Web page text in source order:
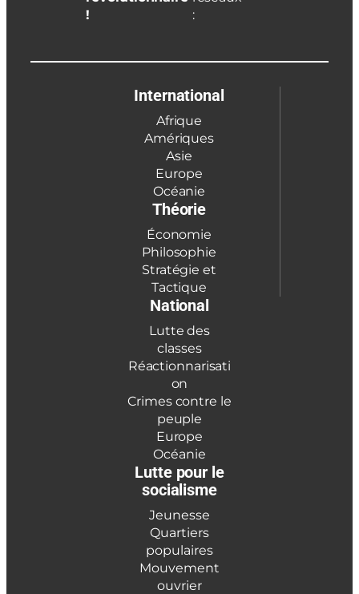
!
:
International
Afrique
Amériques
Asie
Europe
Océanie
Théorie
Économie
Philosophie
Stratégie et
Tactique
National
Lutte des
classes
Réactionnarisati
on
Crimes contre le
peuple
Europe
Océanie
Lutte pour le
socialisme
Jeunesse
Quartiers
populaires
Mouvement
ouvrier